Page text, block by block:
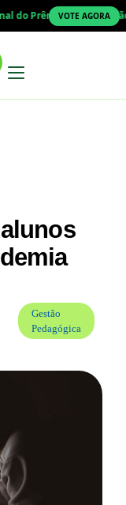
Top Educação 2026!
VOTE AGORA
Gestão
Pedagógica